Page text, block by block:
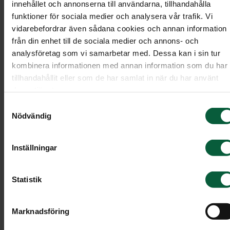
innehållet och annonserna till användarna, tillhandahålla
funktioner för sociala medier och analysera vår trafik. Vi
vidarebefordrar även sådana cookies och annan information
från din enhet till de sociala medier och annons- och
analysföretag som vi samarbetar med. Dessa kan i sin tur
kombinera informationen med annan information som du har
tillhandahållit eller som de har samlat in när du har använt
Nödvändig
Inställningar
Statistik
Marknadsföring
I programmet presenteras innehållet med sånger,
dikter och om det finns tillfälle för defilering,
att passera kistan eller urnan i ett avsked.
Programkortet är på det viset ett bra stöd för de
närvarande och en vägledning om hur ceremonin
kommer att gå till.
funktion. Många väljer att spara det som ett fint
den avlidna på programkortet.
Utforma programkortet
Programkortet kan utformas precis på det sätt du
själv önskar. Det finns ingen färdig mall eller